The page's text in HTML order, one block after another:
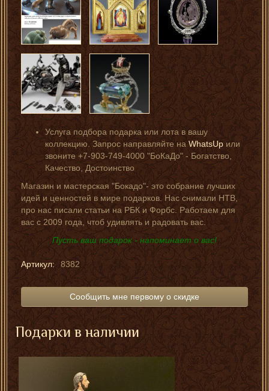
Услуга подбора подарка или лота в вашу
коллекцию. Запрос направляйте наWhatsUpили
звоните +7-903-749-4000 "БоКаДо" - Богатство,
Качество, Достоинство
Магазин и мастерская "Бокадо"- это собрание лучших
идей и ценностей в мире подарков. Нас снимали НТВ,
про нас писали статьи на РБК и Форбс. Работаем для
вас с 2009 года, чтоб удивлять и радовать вас.
Пусть ваш подарок - напоминает о вас!
Артикул: 8382
Сообщить мне первому о скидке
Подарки в наличии